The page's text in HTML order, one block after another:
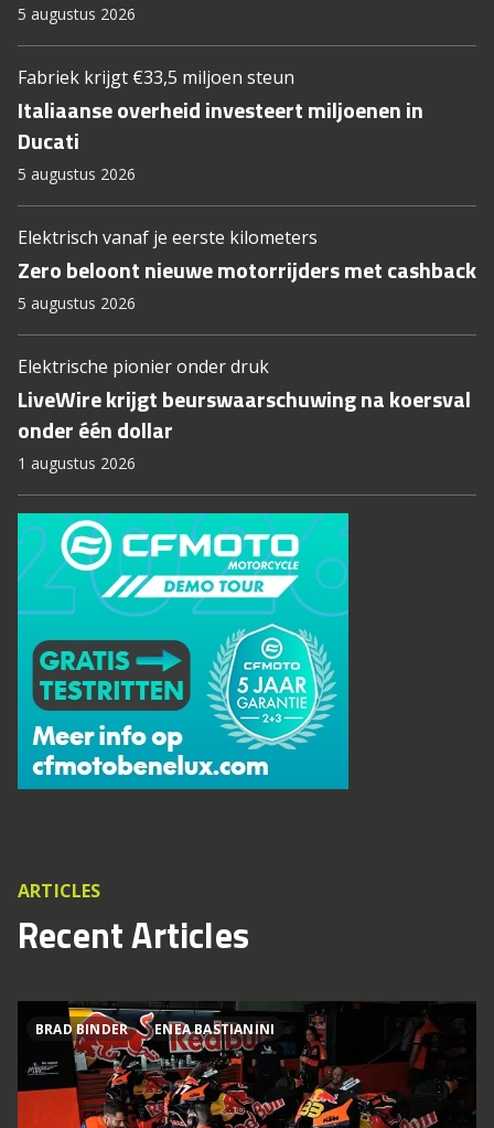
5 augustus 2026
Fabriek krijgt €33,5 miljoen steun
Italiaanse overheid investeert miljoenen in
Ducati
5 augustus 2026
Elektrisch vanaf je eerste kilometers
Zero beloont nieuwe motorrijders met cashback
5 augustus 2026
Elektrische pionier onder druk
LiveWire krijgt beurswaarschuwing na koersval
onder één dollar
1 augustus 2026
ARTICLES
Recent Articles
BRAD BINDER ENEA BASTIANINI